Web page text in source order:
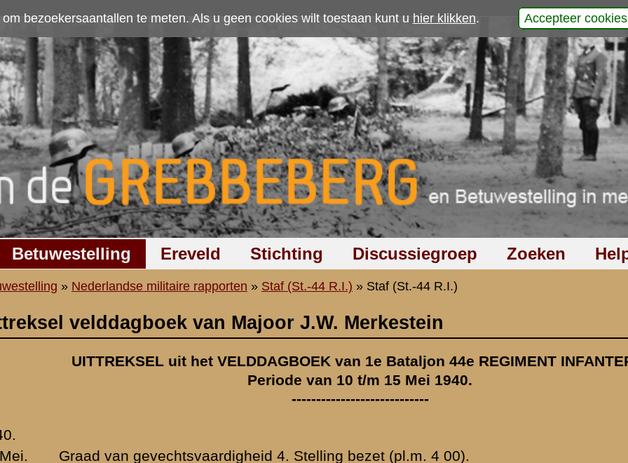
Als u geen cookies wilt toestaan kunt u hier klikken Accepteer cookies
Ereveld Stichting Discussiegroep Zoeken Help
rapporten»Staf (St.-44 R.I.)» Staf (St.-44 R.I.)
van Majoor J.W. Merkestein
uit het VELDDAGBOEK van 1e Bataljon 44e REGIMENT INFANTERIE
Periode van 10 t/m 15 Mei 1940.
----------------------------
Sterke vijandelijke luchtstrijdkrachten overvliegen de stelling.
vliegtuigen op noordvak; verliezen: 1 soldaat gesneuveld; 1 officier
vliegtuigen binnen den gezichtskring worden afgeschoten. Dezen dag zijn
vermoedelijk type transport gepasseerd. Na den voormiddag wordt er hooger
de melding van roode lichtsignalen op eenige kilometer afstand in het
passeeren laat in den avond. Het onderdeel krijgt opdracht paraat te zijn.